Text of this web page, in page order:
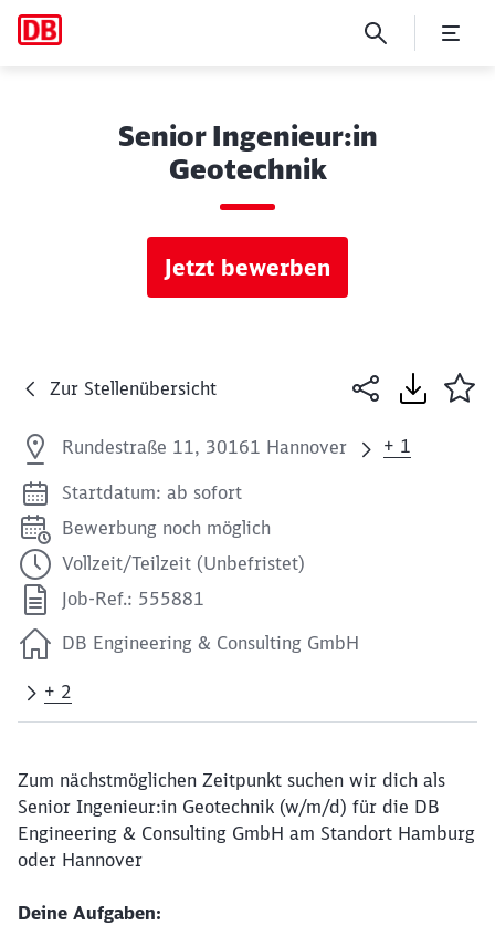
Senior Ingenieur:in
Geotechnik
Jetzt bewerben
Zur Stellenübersicht
Rundestraße 11, 30161 Hannover + 1
Startdatum: ab sofort
Bewerbung noch möglich
Vollzeit/Teilzeit (Unbefristet)
Job-Ref.: 555881
DB Engineering & Consulting GmbH
+ 2
Zum nächstmöglichen Zeitpunkt suchen wir dich als
Senior Ingenieur:in Geotechnik (w/m/d) für die DB
Engineering & Consulting GmbH am Standort Hamburg
oder Hannover
Deine Aufgaben: